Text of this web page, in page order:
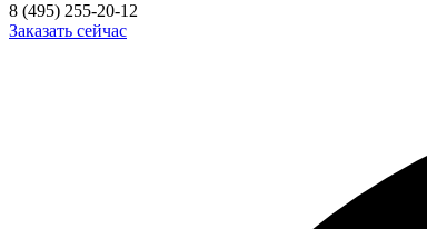
8 (495) 255-20-12
Заказать сейчас